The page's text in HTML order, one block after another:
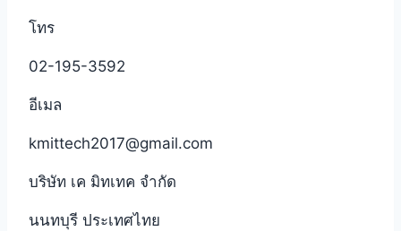
โทร
02-195-3592
อีเมล
kmittech2017@gmail.com
บริษัท เค มิทเทค จำกัด
นนทบุรี ประเทศไทย